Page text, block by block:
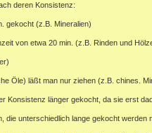
deren Konsistenz:
gekocht (z.B. Mineralien)
von etwa 20 min. (z.B. Rinden und
Öle) läßt man nur ziehen (z.B. chines.
Konsistenz länger gekocht, da sie erst
die unterschiedlich lange gekocht